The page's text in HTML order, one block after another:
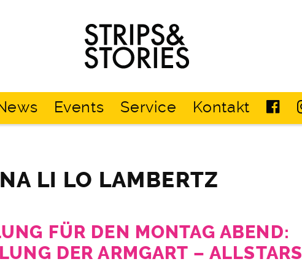
Strips
&
Stories
Events Service Kontakt
LI LO LAMBERTZ
FÜR DEN MONTAG ABEND:
DER ARMGART – ALLSTARS